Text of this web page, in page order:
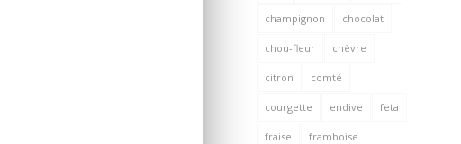
champignon chocolat
chou-fleur chèvre
citron comté
courgette endive feta
fraise framboise